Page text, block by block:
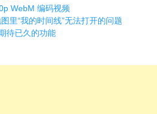
WebM 编码视频
里“我的时间线”无法打开的问题
待已久的功能